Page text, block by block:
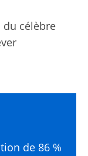
du célèbre
de 86 %